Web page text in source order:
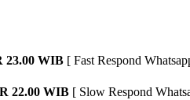
23.00 WIB [ Fast Respond
22.00 WIB [ Slow Respond